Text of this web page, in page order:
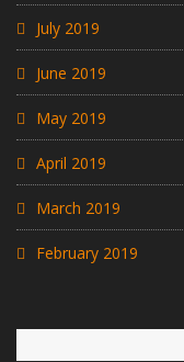
July 2019
June 2019
May 2019
April 2019
March 2019
February 2019